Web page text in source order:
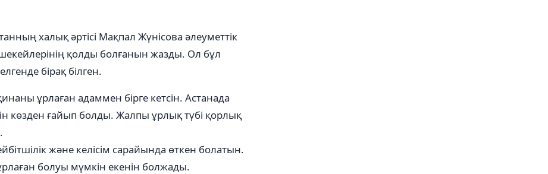
халық әртісі Мақпал Жүнісова әлеуметтік
қолды болғанын жазды. Ол бұл
бірақ білген.
ұрлаған адаммен бірге кетсін. Астанада
көзден ғайып болды. Жалпы ұрлық түбі қорлық
және келісім сарайында өткен болатын.
болуы мүмкін екенін болжады.